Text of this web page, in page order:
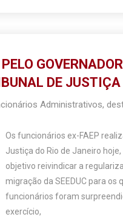
DE
Administrativos,
Os funcionários ex-FAEP
Justiça do Rio de Janeiro
objetivo reivindicar a
migração da SEEDUC para os
funcionários foram
exercício,